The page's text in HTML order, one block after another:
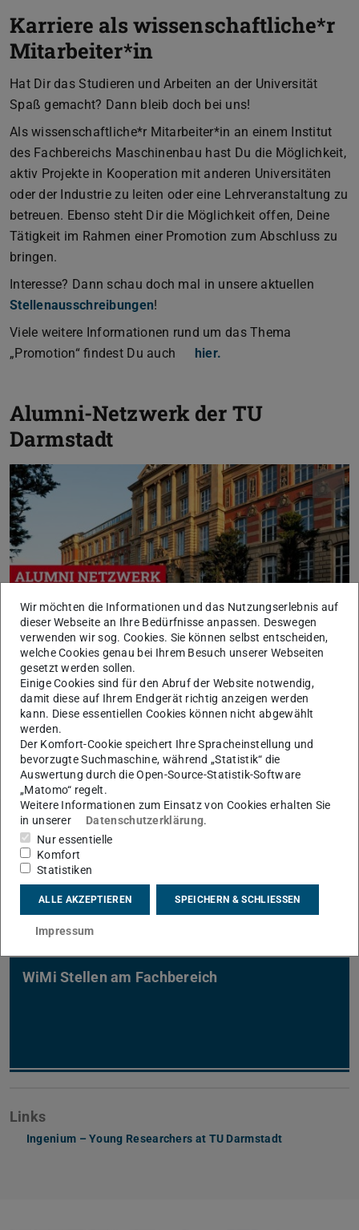
Karriere als wissenschaftliche*r
Mitarbeiter*in
Hat Dir das Studieren und Arbeiten an der Universität
Spaß gemacht? Dann bleib doch bei uns!
Als wissenschaftliche*r Mitarbeiter*in an einem Institut
des Fachbereichs Maschinenbau hast Du die Möglichkeit,
aktiv Projekte in Kooperation mit anderen Universitäten
oder der Industrie zu leiten oder eine Lehrveranstaltung zu
betreuen. Ebenso steht Dir die Möglichkeit offen, Deine
Tätigkeit im Rahmen einer Promotion zum Abschluss zu
bringen.
Interesse? Dann schau doch mal in unsere aktuellen
Stellenausschreibungen!
Viele weitere Informationen rund um das Thema
„Promotion“ findest Du auch
hier.
Alumni-Netzwerk der TU
Darmstadt
Du hast an der TU/TH Darmstadt studiert, gearbeitet,
geforscht oder gelehrt? Was passiert aktuell an der TU
und was machen Deine früheren Mitstudierenden heute?
Exklusive Services und Events für unsere Ehemaligen,
ausgewählte Neuigkeiten aus der Universität sowie
spannende Alumni- und Gründer-Stories findest Du auf
den
Alumni-Webseiten der TU Darmstadt.
Promotion am Fachbereich Maschinenbau
WiMi Stellen am Fachbereich
Links
Ingenium – Young Researchers at TU Darmstadt
Wir möchten die Informationen und das Nutzungserlebnis auf
dieser Webseite an Ihre Bedürfnisse anpassen. Deswegen
verwenden wir sog. Cookies. Sie können selbst entscheiden,
welche Cookies genau bei Ihrem Besuch unserer Webseiten
gesetzt werden sollen.
Einige Cookies sind für den Abruf der Website notwendig,
damit diese auf Ihrem Endgerät richtig anzeigen werden
kann. Diese essentiellen Cookies können nicht abgewählt
werden.
Der Komfort-Cookie speichert Ihre Spracheinstellung und
bevorzugte Suchmaschine, während „Statistik“ die
Auswertung durch die Open-Source-Statistik-Software
„Matomo“ regelt.
Weitere Informationen zum Einsatz von Cookies erhalten Sie
in unserer
Datenschutzerklärung.
Nur essentielle
Komfort
Statistiken
ALLE AKZEPTIEREN SPEICHERN & SCHLIESSEN
Impressum